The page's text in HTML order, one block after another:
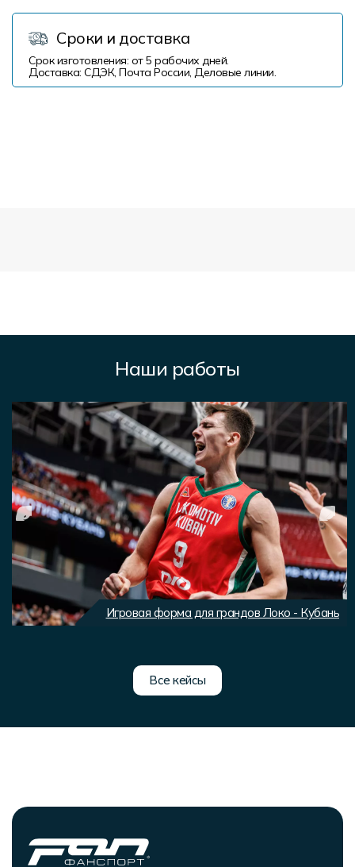
Сроки и доставка
Срок изготовления: от 5 рабочих дней.
Доставка: СДЭК, Почта России, Деловые линии.
Наши работы
Игровая форма для грандов Локо - Кубань
Все кейсы